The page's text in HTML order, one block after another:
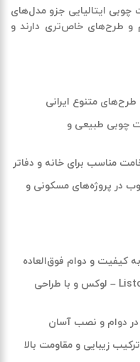
چوبی ایتالیایی جزو مدل‌های
و طرح‌های خاص‌تری دارند و
متنوع ایرانی
چوبی طبیعی و
مناسب برای خانه و دفاتر
در پروژه‌های مسکونی و
پارکت چوبی ایتالیایی Listone Giordano – لوکس و با طراحی